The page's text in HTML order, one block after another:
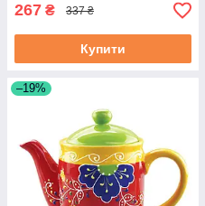
267 ₴ 337 ₴
Купити
–19%